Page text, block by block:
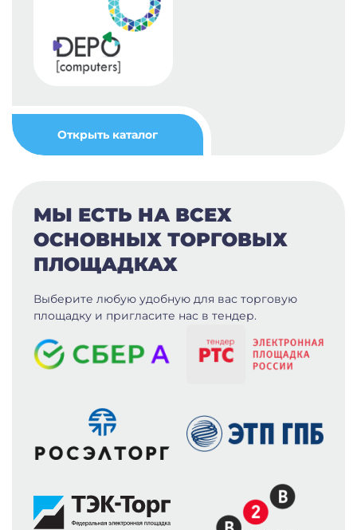
Открыть каталог
МЫ ЕСТЬ НА ВСЕХ
ОСНОВНЫХ ТОРГОВЫХ
ПЛОЩАДКАХ
Выберите любую удобную для вас торговую
площадку и пригласите нас в тендер.